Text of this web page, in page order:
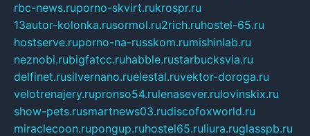
rbc-news.ruporno-skvirt.rukrospr.ru
13autor-kolonka.rusormol.ru2rich.ruhostel-65.ru
hostserve.ruporno-na-russkom.rumishinlab.ru
neznobi.rubigfatcc.ruhabble.rustarbucksvia.ru
delfinet.rusilvernano.ruelestal.ruvektor-doroga.ru
velotrenajery.rupronso54.rulenasever.rulovinskix.ru
show-pets.rusmartnews03.rudiscofoxworld.ru
miraclecoon.rupongup.ruhostel65.ruliura.ruglasspb.ru